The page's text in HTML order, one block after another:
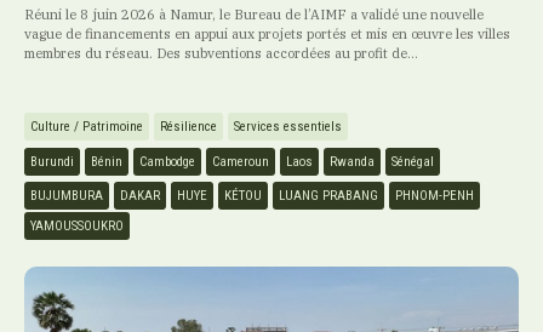
Réuni le 8 juin 2026 à Namur, le Bureau de l’AIMF a validé une nouvelle
vague de financements en appui aux projets portés et mis en œuvre les villes
membres du réseau. Des subventions accordées au profit de...
Culture / Patrimoine Résilience Services essentiels
Burundi Bénin Cambodge Cameroun Laos Rwanda Sénégal
BUJUMBURA DAKAR HUYE KÉTOU LUANG PRABANG
PHNOM-PENH
YAMOUSSOUKRO